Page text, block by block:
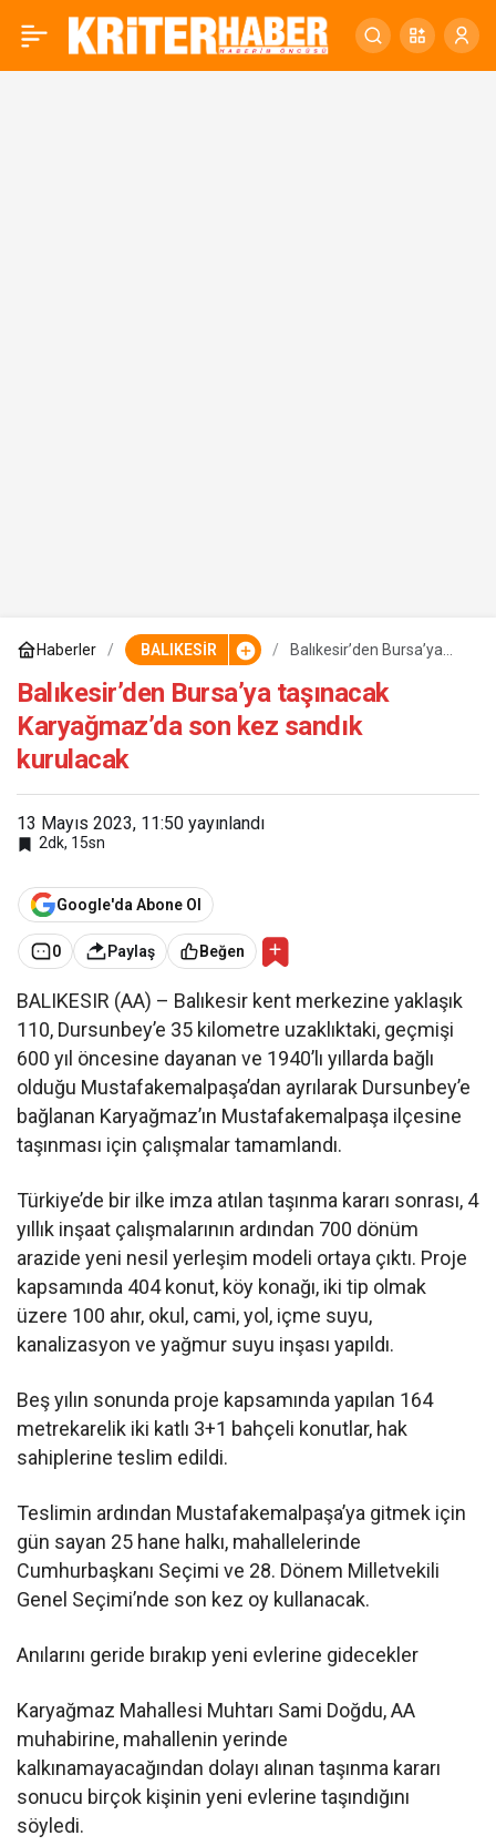
Haberler BALIKESİR
Balıkesir’den Bursa’ya
son kez sandık kurulacak
Balıkesir’den Bursa’ya taşınacak
Karyağmaz’da son kez sandık
kurulacak
13 Mayıs 2023, 11:50 yayınlandı
2dk, 15sn
Google'da Abone Ol
0 Paylaş Beğen
BALIKESIR (AA) – Balıkesir kent merkezine yaklaşık
110, Dursunbey’e 35 kilometre uzaklıktaki, geçmişi
600 yıl öncesine dayanan ve 1940’lı yıllarda bağlı
olduğu Mustafakemalpaşa’dan ayrılarak Dursunbey’e
bağlanan Karyağmaz’ın Mustafakemalpaşa ilçesine
taşınması için çalışmalar tamamlandı.
Türkiye’de bir ilke imza atılan taşınma kararı sonrası, 4
yıllık inşaat çalışmalarının ardından 700 dönüm
arazide yeni nesil yerleşim modeli ortaya çıktı. Proje
kapsamında 404 konut, köy konağı, iki tip olmak
üzere 100 ahır, okul, cami, yol, içme suyu,
kanalizasyon ve yağmur suyu inşası yapıldı.
Beş yılın sonunda proje kapsamında yapılan 164
metrekarelik iki katlı 3+1 bahçeli konutlar, hak
sahiplerine teslim edildi.
Teslimin ardından Mustafakemalpaşa’ya gitmek için
gün sayan 25 hane halkı, mahallelerinde
Cumhurbaşkanı Seçimi ve 28. Dönem Milletvekili
Genel Seçimi’nde son kez oy kullanacak.
Anılarını geride bırakıp yeni evlerine gidecekler
Karyağmaz Mahallesi Muhtarı Sami Doğdu, AA
muhabirine, mahallenin yerinde
kalkınamayacağından dolayı alınan taşınma kararı
sonucu birçok kişinin yeni evlerine taşındığını
söyledi.
Balıkesir’den Bursa’ya 0